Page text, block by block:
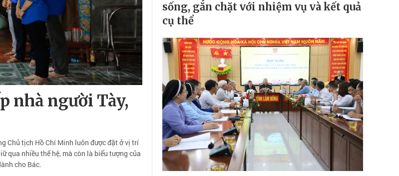
nhà người Tày,
Chủ tịch Hồ Chí Minh luôn được đặt ở vị trí
qua nhiều thế hệ, mà còn là biểu tượng của
cho Bác.
sống, gắn chặt với nhiệm vụ và kết quả
cụ thể